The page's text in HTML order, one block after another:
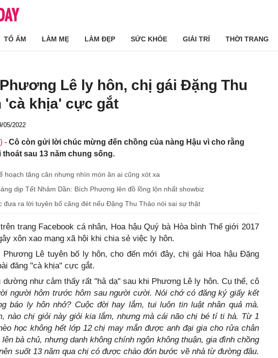
TỔ ẤM LÀM MẸ LÀM ĐẸP SỨC KHỎE GIẢI TRÍ THỜI TRANG
Lê ly hôn, chị gái Đặng Thu
'cà khịa' cực gắt
05/2022
- Cô còn gửi lời chúc mừng đến chồng của nàng Hậu vì cho rằng
sau 13 năm chung sống.
hoạch tăng cân nhưng nhìn món ăn ai cũng xót xa
dịp Tết Nhâm Dần: Bích Phương lên đồ lồng lộn nhất showbiz
đưa ra lời tuyên bố căng đét nếu Đặng Thu Thảo nói sai sự thật
trang Facebook cá nhân, Hoa hậu Quý bà Hòa bình Thế giới 2017
xôn xao mạng xã hội khi chia sẻ việc ly hôn.
Phương Lê tuyên bố ly hôn, cho đến mới đây, chị gái Hoa hậu Đặng
đăng "cà khịa" cực gắt.
dường như cảm thấy rất "hả dạ" sau khi Phương Lê ly hôn. Cụ thể, cô
người hôm trước hôm sau người cười. Nói chớ có đăng ký giấy kết
báo ly hôn nhở? Cuộc đời hay lắm, tui luôn tin luật nhân quả mà.
nào chị giỏi này giỏi kia lắm, nhưng mà cái não chị bé tí ti hà. Từ 1
học không hết lớp 12 chị may mắn được anh đại gia cho rửa chân
bà chủ, nhưng danh không chính ngôn không thuận, gia đình chồng
suốt 13 năm qua chị có được chào đón bước về nhà từ đường đâu.